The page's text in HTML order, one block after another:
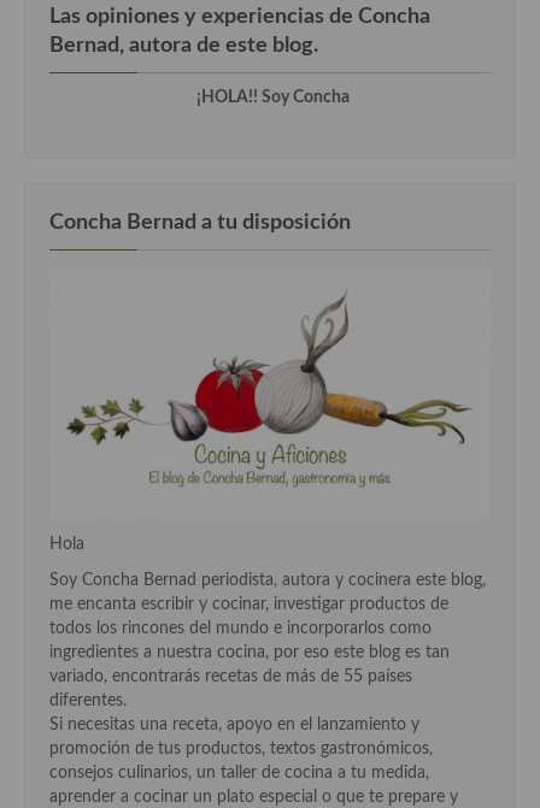
Cocina Yoshoku
Cocina Andaluza
Cocina Canaria
Cocina Castellana
Cocina Catalana
Cocina Extremeña
Cocina Gallega
Cocina Madrileña
Cocina Murciana
Cocina Navarra
Las opiniones y experiencias de Concha
Bernad, autora de este blog.
¡HOLA!! Soy Concha
Concha Bernad a tu disposición
Hola
Soy Concha Bernad periodista, autora y cocinera este blog,
me encanta escribir y cocinar, investigar productos de
todos los rincones del mundo e incorporarlos como
ingredientes a nuestra cocina, por eso este blog es tan
variado, encontrarás recetas de más de 55 países
diferentes.
Si necesitas una receta, apoyo en el lanzamiento y
promoción de tus productos, textos gastronómicos,
consejos culinarios, un taller de cocina a tu medida,
aprender a cocinar un plato especial o que te prepare y